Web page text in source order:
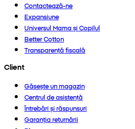
Contactează-ne
Expansiune
Universul Mama și Copilul
Better Cotton
Transparență fiscală
Client
Găsește un magazin
Centrul de asistență
Întrebări și răspunsuri
Garanția returnării